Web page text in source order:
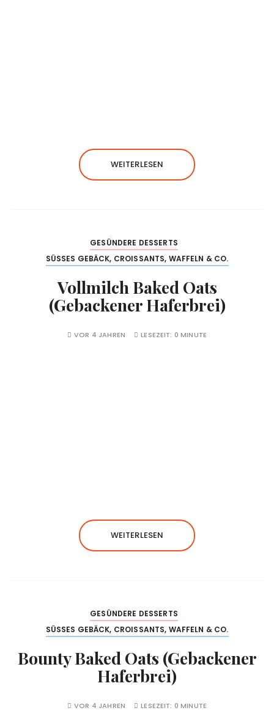
WEITERLESEN
GESÜNDERE DESSERTS
SÜSSES GEBÄCK, CROISSANTS, WAFFELN & CO.
Vollmilch Baked Oats
(Gebackener Haferbrei)
VOR 4 JAHREN LESEZEIT: 0 MINUTE
WEITERLESEN
GESÜNDERE DESSERTS
SÜSSES GEBÄCK, CROISSANTS, WAFFELN & CO.
Bounty Baked Oats (Gebackener
Haferbrei)
VOR 4 JAHREN LESEZEIT: 0 MINUTE